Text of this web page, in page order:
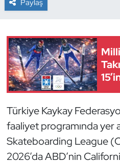
Paylaş
Türkiye Kaykay
faaliyet programında yer
Skateboarding League
2026’da ABD’nin
Dövüş Sanatı
E-Spor
Futbol
Futsal